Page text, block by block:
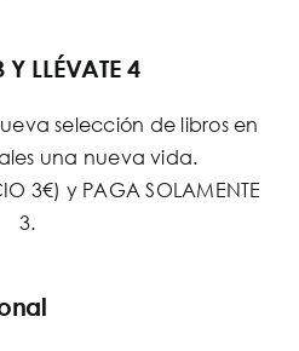
LLÉVATE 4
selección de libros en
una nueva vida.
3€) y PAGA SOLAMENTE
3.